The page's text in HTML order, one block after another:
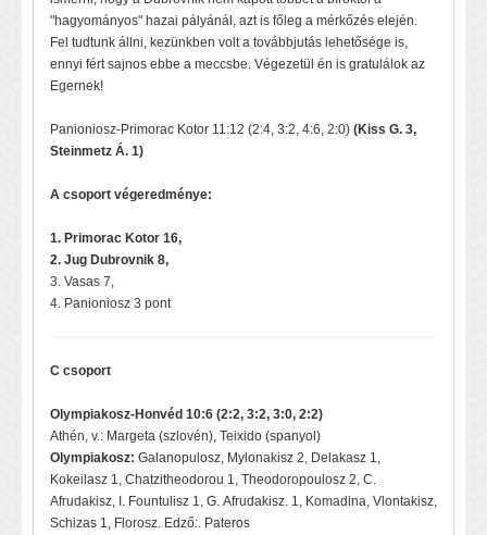
"hagyományos" hazai pályánál, azt is főleg a mérkőzés elején.
Fel tudtunk állni, kezünkben volt a továbbjutás lehetősége is,
ennyi fért sajnos ebbe a meccsbe. Végezetül én is gratulálok az
Egernek!
Panioniosz-Primorac Kotor 11:12 (2:4, 3:2, 4:6, 2:0) (Kiss G. 3,
Steinmetz Á. 1)
A csoport végeredménye:
1. Primorac Kotor 16,
2. Jug Dubrovnik 8,
3. Vasas 7,
4. Panioniosz 3 pont
C csoport
Olympiakosz-Honvéd 10:6 (2:2, 3:2, 3:0, 2:2)
Athén, v.: Margeta (szlovén), Teixido (spanyol)
Olympiakosz: Galanopulosz, Mylonakisz 2, Delakasz 1,
Kokeilasz 1, Chatzitheodorou 1, Theodoropoulosz 2, C.
Afrudakisz, I. Fountulisz 1, G. Afrudakisz. 1, Komadina, Vlontakisz,
Schizas 1, Florosz. Edző:. Pateros